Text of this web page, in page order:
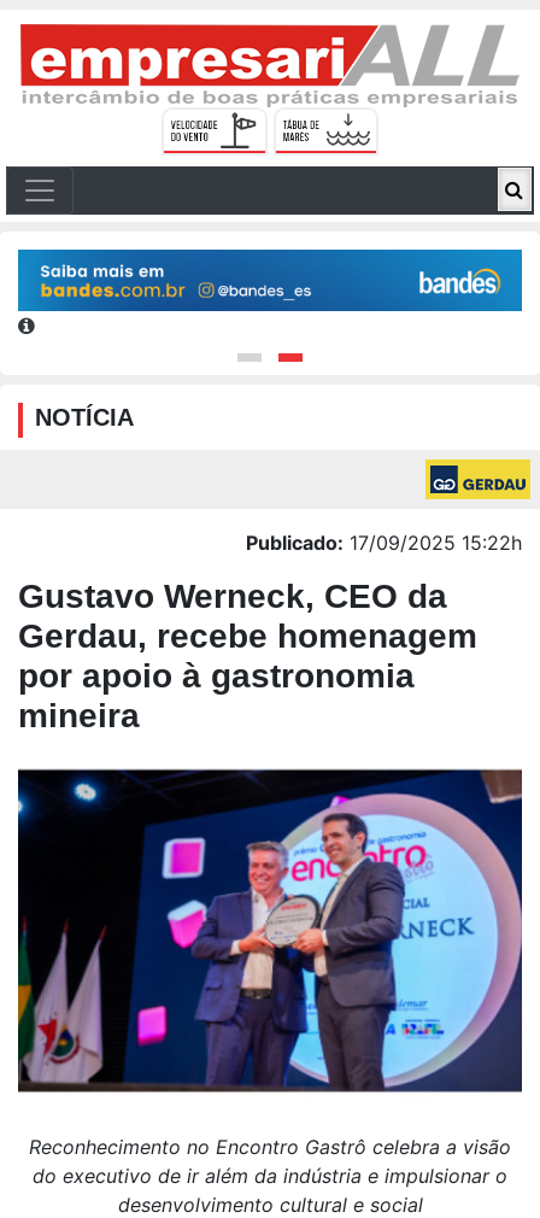
NOTÍCIA
Publicado: 17/09/2025 15:22h
Gustavo Werneck, CEO da
Gerdau, recebe homenagem
por apoio à gastronomia
mineira
Reconhecimento no Encontro Gastrô celebra a visão
do executivo de ir além da indústria e impulsionar o
desenvolvimento cultural e social